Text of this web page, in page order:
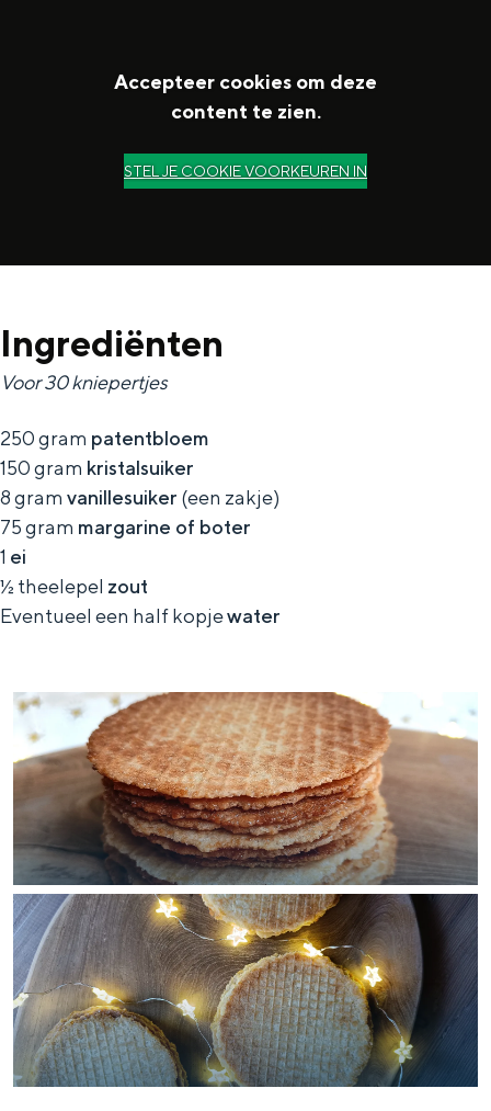
WAT TE DOEN
Bijzonder overnachten
slapen in een voormalige graanzolder
van een molen tot overnachten in een
wat wils.
Wandelen
Eten & drinken
Overnachten
Met kinderen
Theater, muziek en musea
REISIDEEËN
Een week in Stad en Ommeland
Een dag op pad in Groningen stad
Accepteer cookies om deze
content te zien.
STEL JE COOKIE VOORKEUREN IN
Ingrediënten
Voor 30 kniepertjes
250 gram patentbloem
150 gram kristalsuiker
8 gram vanillesuiker (een zakje)
75 gram margarine of boter
1 ei
½ theelepel zout
Eventueel een half kopjewater